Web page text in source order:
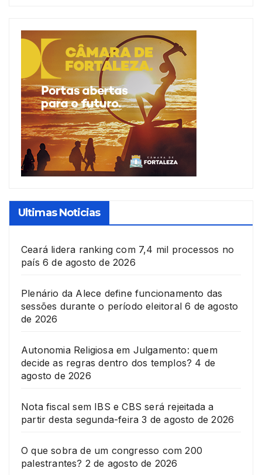
Ultimas Noticias
Ceará lidera ranking com 7,4 mil processos no
país 6 de agosto de 2026
Plenário da Alece define funcionamento das
sessões durante o período eleitoral 6 de agosto
de 2026
Autonomia Religiosa em Julgamento: quem
decide as regras dentro dos templos? 4 de
agosto de 2026
Nota fiscal sem IBS e CBS será rejeitada a
partir desta segunda-feira 3 de agosto de 2026
O que sobra de um congresso com 200
palestrantes? 2 de agosto de 2026